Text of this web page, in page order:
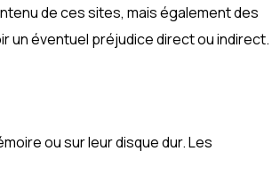
de ces sites, mais également des
un éventuel préjudice direct ou indirect.
ou sur leur disque dur. Les